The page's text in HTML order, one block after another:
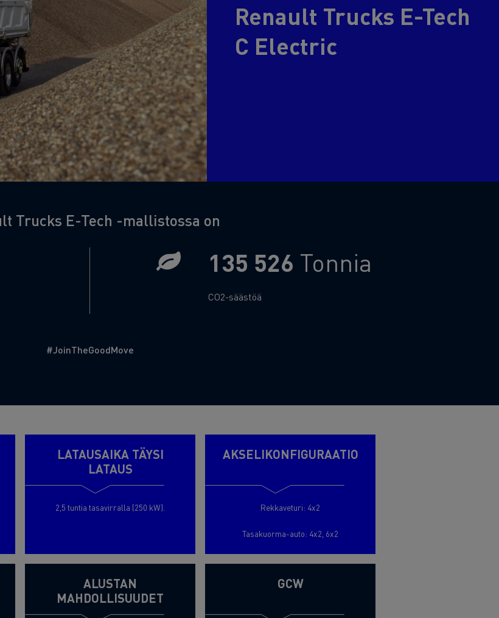
Sähkökuorma-auton rahoitus
Guerlain
Feldschlösschen - Carlsberg
Renault Trucks E-Tech
C Electric
Trucks E-Tech -mallistossa on
135 526 Tonnia
Gas Sub Text
CO2-säästöä
#JoinTheGoodMove
LATAUSAIKA TÄYSI
LATAUS
2,5 tuntia tasavirralla (250 kW).
AKSELIKONFIGURAATIO
Rekkaveturi: 4x2
Tasakuorma-auto: 4x2, 6x2
ALUSTAN
MAHDOLLISUUDET
GCW